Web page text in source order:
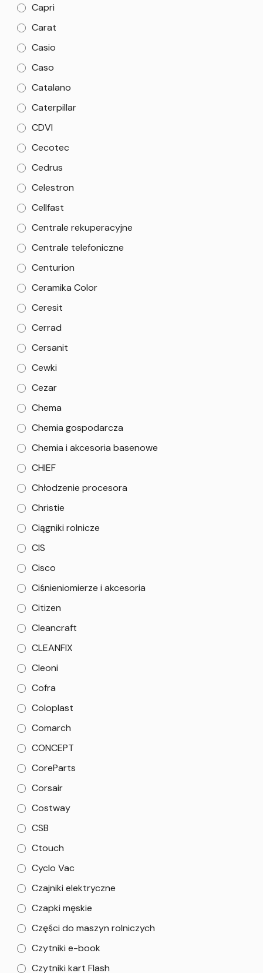
Capri
Carat
Casio
Caso
Catalano
Caterpillar
CDVI
Cecotec
Cedrus
Celestron
Cellfast
Centrale rekuperacyjne
Centrale telefoniczne
Centurion
Ceramika Color
Ceresit
Cerrad
Cersanit
Cewki
Cezar
Chema
Chemia gospodarcza
Chemia i akcesoria basenowe
CHIEF
Chłodzenie procesora
Christie
Ciągniki rolnicze
CIS
Cisco
Ciśnieniomierze i akcesoria
Citizen
Cleancraft
CLEANFIX
Cleoni
Cofra
Coloplast
Comarch
CONCEPT
CoreParts
Corsair
Costway
CSB
Ctouch
Cyclo Vac
Czajniki elektryczne
Czapki męskie
Części do maszyn rolniczych
Czytniki e-book
Czytniki kart Flash